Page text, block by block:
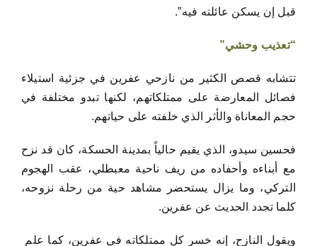
قبل إن يسكن عائلته فيه”.
“تعذيب وحشي”
تتشابه قصص الكثير من نازحي عفرين في جزئية استيلاء
فصائل المعارضة على ممتلكاتهم، لكنها تبدو مختلفة في
حجم المعاناة والأثر الذي خلفته على حياتهم.
فحسين سيدو، الذي يقيم حالياً بمدينة الحسكة، كان قد نزح
مع أبناءه وأحفاده من ريف ناحية معبطلي، عقب الهجوم
التركي، وما يزال يستحضر مشاهد حية من رحلة نزوحه،
كلما تجدد الحديث عن عفرين.
ويقول النازح، إنه خسر كل ممتلكاته في عفرين، كما علم